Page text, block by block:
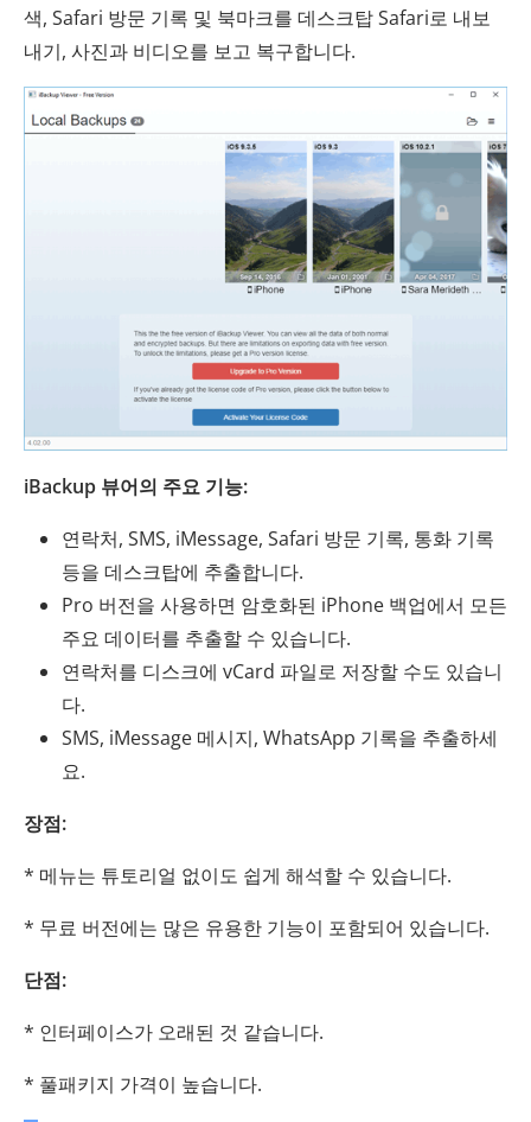
색, Safari 방문 기록 및 북마크를 데스크탑 Safari로 내보
내기, 사진과 비디오를 보고 복구합니다.
iBackup 뷰어의 ​​주요 기능:
연락처, SMS, iMessage, Safari 방문 기록, 통화 기록
등을 데스크탑에 추출합니다.
Pro 버전을 사용하면 암호화된 iPhone 백업에서 모든
주요 데이터를 추출할 수 있습니다.
연락처를 디스크에 vCard 파일로 저장할 수도 있습니
다.
SMS, iMessage 메시지, WhatsApp 기록을 추출하세
요.
장점:
* 메뉴는 튜토리얼 없이도 쉽게 해석할 수 있습니다.
* 무료 버전에는 많은 유용한 기능이 포함되어 있습니다.
단점:
* 인터페이스가 오래된 것 같습니다.
* 풀패키지 가격이 높습니다.